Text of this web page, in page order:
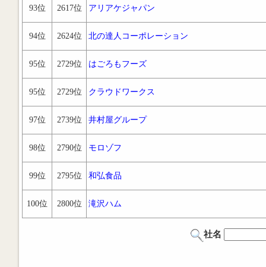
93位 2617位 アリアケジャパン
94位 2624位 北の達人コーポレーション
95位 2729位 はごろもフーズ
95位 2729位 クラウドワークス
97位 2739位 井村屋グループ
98位 2790位 モロゾフ
99位 2795位 和弘食品
100位 2800位 滝沢ハム
社名